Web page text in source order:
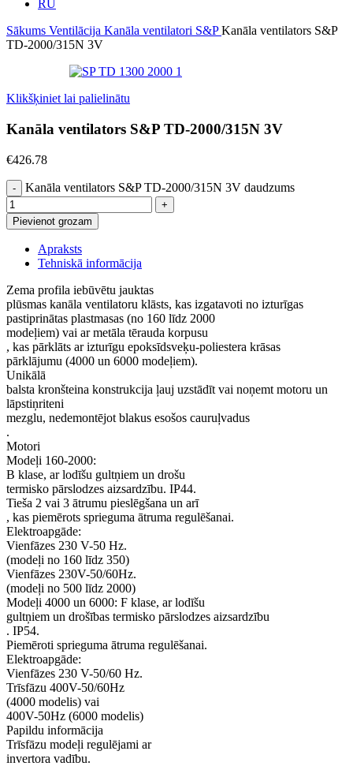
RU
Sākums Ventilācija Kanāla ventilatori S&PKanāla ventilators S&P
TD-2000/315N 3V
Klikšķiniet lai palielinātu
Kanāla ventilators S&P TD-2000/315N 3V
€426.78
Kanāla ventilators S&P TD-2000/315N 3V daudzums
Pievienot grozam
Apraksts
Tehniskā informācija
Zema profila iebūvētu jauktas
plūsmas kanāla ventilatoru klāsts, kas izgatavoti no izturīgas
pastiprinātas plastmasas (no 160 līdz 2000
modeļiem) vai ar metāla tērauda korpusu
, kas pārklāts ar izturīgu epoksīdsveķu-poliestera krāsas
pārklājumu (4000 un 6000 modeļiem).
Unikālā
balsta kronšteina konstrukcija ļauj uzstādīt vai noņemt motoru un
lāpstiņriteni
mezglu, nedemontējot blakus esošos cauruļvadus
.
Motori
Modeļi 160-2000:
B klase, ar lodīšu gultņiem un drošu
termisko pārslodzes aizsardzību. IP44.
Tieša 2 vai 3 ātrumu pieslēgšana un arī
, kas piemērots sprieguma ātruma regulēšanai.
Elektroapgāde:
Vienfāzes 230 V-50 Hz.
(modeļi no 160 līdz 350)
Vienfāzes 230V-50/60Hz.
(modeļi no 500 līdz 2000)
Modeļi 4000 un 6000: F klase, ar lodīšu
gultņiem un drošības termisko pārslodzes aizsardzību
. IP54.
Piemēroti sprieguma ātruma regulēšanai.
Elektroapgāde:
Vienfāzes 230 V-50/60 Hz.
Trīsfāzu 400V-50/60Hz
(4000 modelis) vai
400V-50Hz (6000 modelis)
Papildu informācija
Trīsfāzu modeļi regulējami ar
invertora vadību.